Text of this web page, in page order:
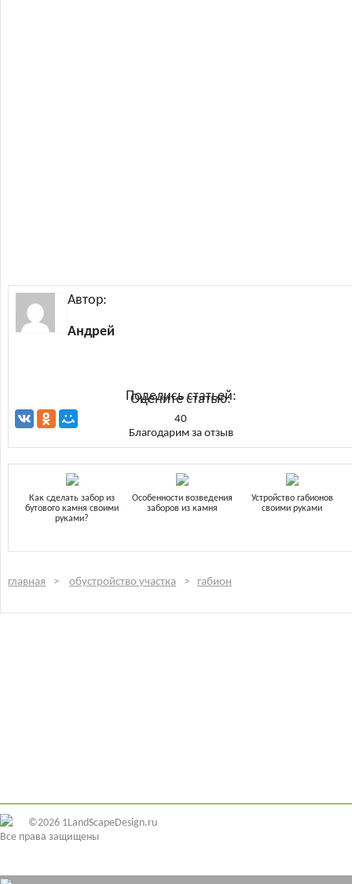
Автор:
Андрей
Поделись статьей:
Оцените статью:
40
Благодарим за отзыв
Как сделать забор из
бутового камня своими
руками?
Особенности возведения
заборов из камня
Устройство габионов
своими руками
главная обустройство участка габион
©2026 1LandScapeDesign.ru
Все права защищены